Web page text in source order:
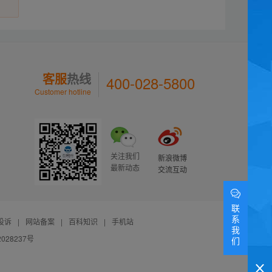
客服热线
Customer hotline 400-028-5800
关注我们
最新动态
新浪微博
交流互动
诉 | 网站备案 | 百科知识 |
手机站
号
联
系
我
们